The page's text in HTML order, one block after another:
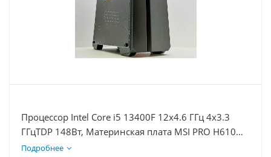
Процессор Intel Core i5 13400F 12x4.6 ГГц 4x3.3
ГГцTDP 148Вт, Материнская плата MSI PRO H610M-
E D5, Видеокарта RTX 5070Ti 16Гб, Память
Подробнее